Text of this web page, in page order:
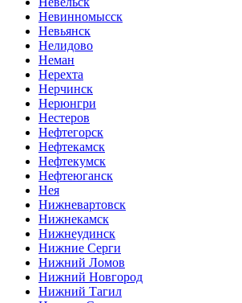
Невинномысск
Невьянск
Нелидово
Неман
Нерехта
Нерчинск
Нерюнгри
Нестеров
Нефтегорск
Нефтекамск
Нефтекумск
Нефтеюганск
Нея
Нижневартовск
Нижнекамск
Нижнеудинск
Нижние Серги
Нижний Ломов
Нижний Новгород
Нижний Тагил